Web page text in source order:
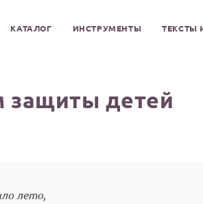
КАТАЛОГ ИНСТРУМЕНТЫ ТЕКСТЫ
защиты детей
лето,